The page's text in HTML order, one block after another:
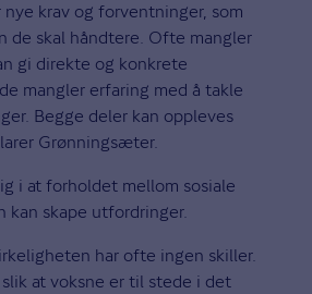
krav og forventninger, som
de skal håndtere. Ofte mangler
gi direkte og konkrete
mangler erfaring med å takle
Begge deler kan oppleves
Grønningsæter.
i at forholdet mellom sosiale
kan skape utfordringer.
har ofte ingen skiller.
at voksne er til stede i det